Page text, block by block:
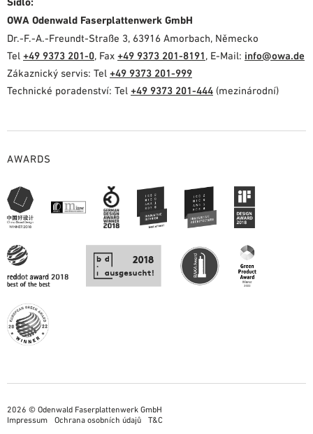
OWA Odenwald Faserplattenwerk GmbH
Dr.-F.-A.-Freundt-Straße 3, 63916 Amorbach, Německo
Tel +49 9373 201-0, Fax +49 9373 201-8191, E-Mail: info@owa.de
Zákaznický servis: Tel +49 9373 201-999
Technické poradenství: Tel +49 9373 201-444 (mezinárodní)
AWARDS
2026 © Odenwald Faserplattenwerk GmbH
Impressum
Ochrana osobních údajů T&C